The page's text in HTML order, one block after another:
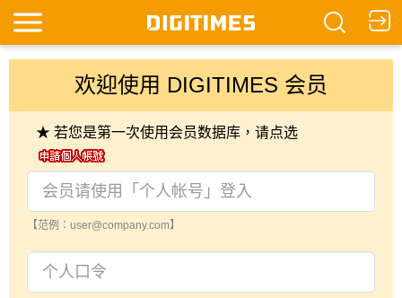
欢迎使用 DIGITIMES 会员
★ 若您是第一次使用会员数据库，请点选
【范例：user@company.com】